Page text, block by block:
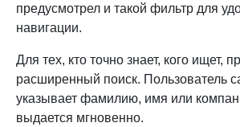
предусмотрел и такой фильтр для
навигации.
Для тех, кто точно знает, кого ищет,
расширенный поиск. Пользователь
указывает фамилию, имя или
выдается мгновенно.